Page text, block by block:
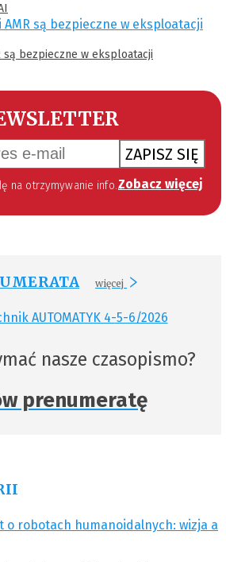
są bezpieczne w eksploatacji
ZAPISZ SIĘ
zgodnie z przepisem art. 10 ust 2 ustawy z dnia 18 lipca 2002 roku o świadczeniu usług drogą elektroniczną (Dz. U. 144 z 2002 r. poz. 1204). Zgoda jest dobrowolna, jednak jej wyrażenie jest konieczne, aby otrzymywać newsletter. Zobacz więcej
więcej
nasze czasopismo?
prenumeratę